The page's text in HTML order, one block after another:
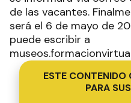
de las vacantes.
será el 6 de mayo de
puede escribir a
ESTE
PARA